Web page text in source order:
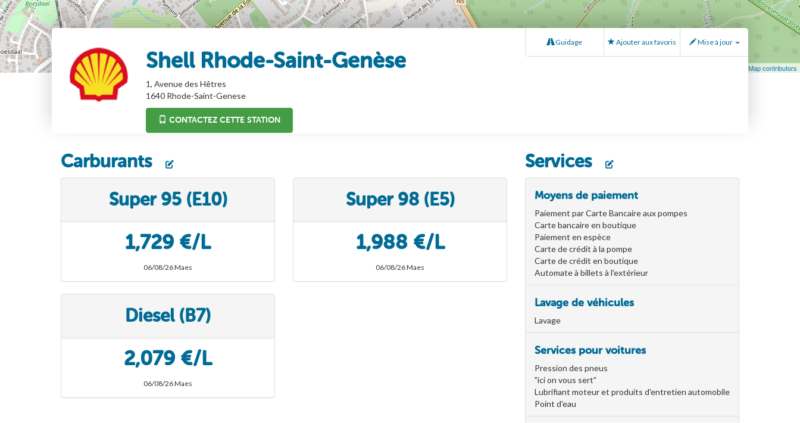
OpenStreetMap contributors
Shell Rhode-Saint-Genèse
1, Avenue des Hêtres
1640 Rhode-Saint-Genese
CONTACTEZ CETTE STATION
Guidage Ajouter aux favoris Mise à jour
Carburants
Super 95 (E10)
1,729 €/L
06/08/26 Maes
Super 98 (E5)
1,988 €/L
06/08/26 Maes
Diesel (B7)
2,079 €/L
06/08/26 Maes
Services
Moyens de paiement
Paiement par Carte Bancaire aux pompes
Carte bancaire en boutique
Paiement en espèce
Carte de crédit à la pompe
Carte de crédit en boutique
Automate à billets à l'extérieur
Lavage de véhicules
Lavage
Services pour voitures
Pression des pneus
"ici on vous sert"
Lubrifiant moteur et produits d'entretien automobile
Point d'eau